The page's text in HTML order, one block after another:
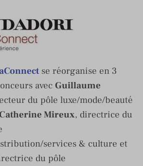
se réorganise en 3
avec Guillaume
du pôle luxe/mode/beauté
Mireux, directrice du
services & culture et
du pôle